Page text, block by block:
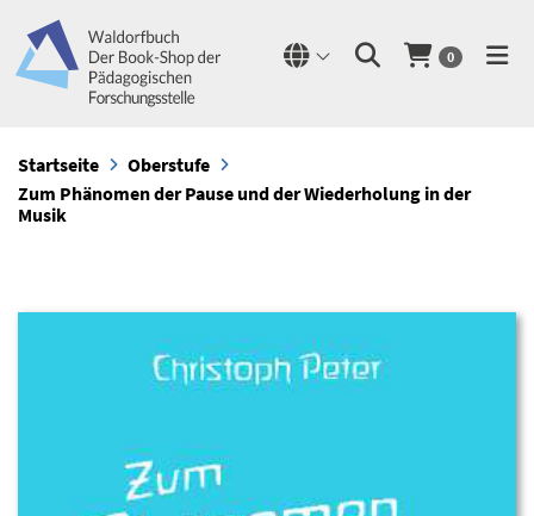
0
Startseite
Oberstufe
Zum Phänomen der Pause und der Wiederholung in der
Musik